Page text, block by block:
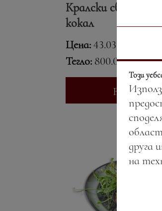
Кралски свински
кокал
Цена:43.03 лв. /
Тегло: 800.00 гр.
Вижте
Този
друга
на